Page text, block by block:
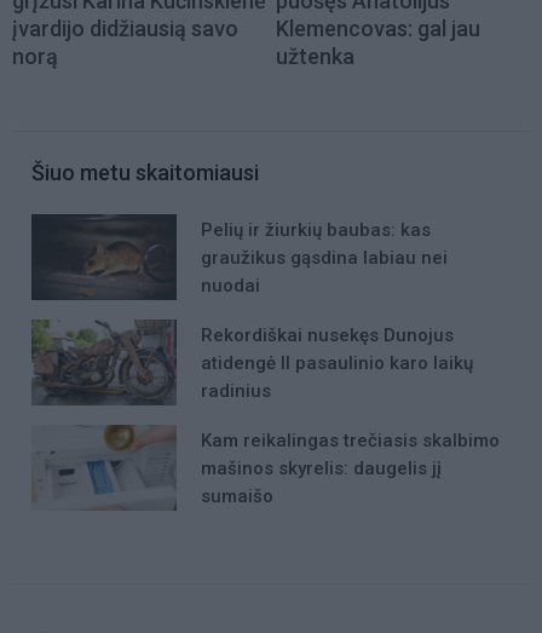
įvardijo didžiausią savo
norą
Klemencovas: gal jau
užtenka
Šiuo metu skaitomiausi
Pelių ir žiurkių baubas: kas
graužikus gąsdina labiau nei
nuodai
Rekordiškai nusekęs Dunojus
atidengė II pasaulinio karo laikų
radinius
Kam reikalingas trečiasis skalbimo
mašinos skyrelis: daugelis jį
sumaišo